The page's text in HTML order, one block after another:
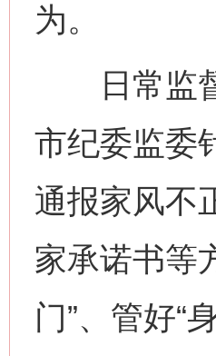
为。
日常监督
市纪委监委
通报家风不
家承诺书等
门”、管好“